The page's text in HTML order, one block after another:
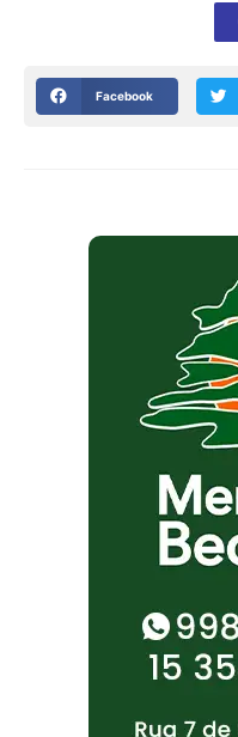
Facebook